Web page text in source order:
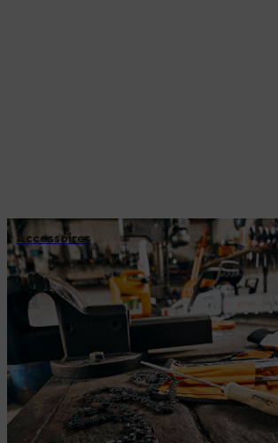
Accessoires